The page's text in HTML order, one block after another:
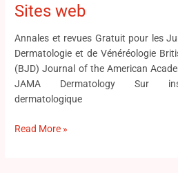
Sites web
Annales et revues Gratuit pour les
Dermatologie et de Vénéréologie
(BJD) Journal of the American
JAMA Dermatology Sur
dermatologique
Read More »